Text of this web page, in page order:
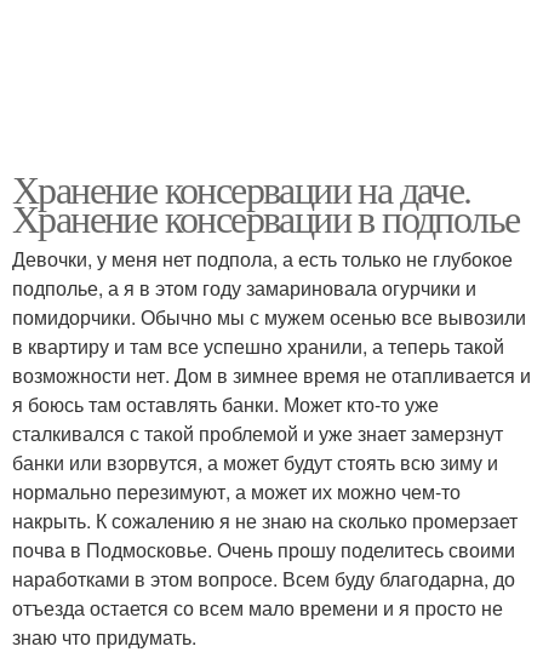
Хранение консервации на даче.
Хранение консервации в подполье
Девочки, у меня нет подпола, а есть только не глубокое
подполье, а я в этом году замариновала огурчики и
помидорчики. Обычно мы с мужем осенью все вывозили
в квартиру и там все успешно хранили, а теперь такой
возможности нет. Дом в зимнее время не отапливается и
я боюсь там оставлять банки. Может кто-то уже
сталкивался с такой проблемой и уже знает замерзнут
банки или взорвутся, а может будут стоять всю зиму и
нормально перезимуют, а может их можно чем-то
накрыть. К сожалению я не знаю на сколько промерзает
почва в Подмосковье. Очень прошу поделитесь своими
наработками в этом вопросе. Всем буду благодарна, до
отъезда остается со всем мало времени и я просто не
знаю что придумать.